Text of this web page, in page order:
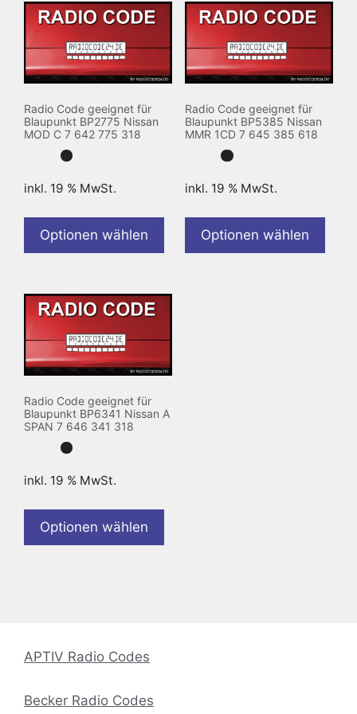
Radio Code geeignet für
Blaupunkt BP2775 Nissan
MOD C 7 642 775 318
inkl. 19 % MwSt.
Optionen wählen
Radio Code geeignet für
Blaupunkt BP5385 Nissan
MMR 1CD 7 645 385 618
inkl. 19 % MwSt.
Optionen wählen
Radio Code geeignet für
Blaupunkt BP6341 Nissan A
SPAN 7 646 341 318
inkl. 19 % MwSt.
Optionen wählen
APTIV Radio Codes
Becker Radio Codes